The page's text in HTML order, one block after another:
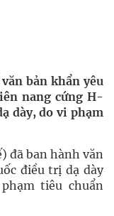
văn bản khẩn yêu
nang cứng H-
dày, do vi phạm
đã ban hành văn
điều trị dạ dày
tiêu chuẩn